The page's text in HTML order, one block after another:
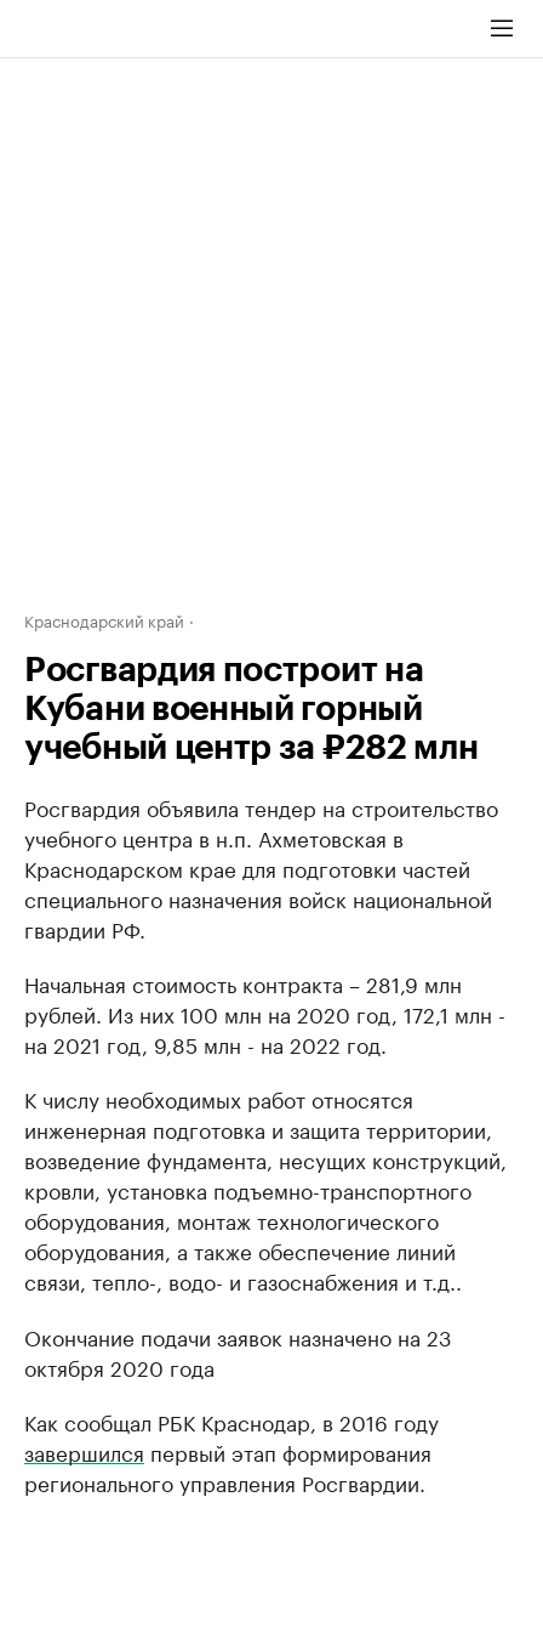
Краснодарский край
Росгвардия построит на
Кубани военный горный
учебный центр за ₽282 млн
Росгвардия объявила тендер на строительство
учебного центра в н.п. Ахметовская в
Краснодарском крае для подготовки частей
специального назначения войск национальной
гвардии РФ.
Начальная стоимость контракта – 281,9 млн
рублей. Из них 100 млн на 2020 год, 172,1 млн -
на 2021 год, 9,85 млн - на 2022 год.
К числу необходимых работ относятся
инженерная подготовка и защита территории,
возведение фундамента, несущих конструкций,
кровли, установка подъемно-транспортного
оборудования, монтаж технологического
оборудования, а также обеспечение линий
связи, тепло-, водо- и газоснабжения и т.д..
Окончание подачи заявок назначено на 23
октября 2020 года
Как сообщал РБК Краснодар, в 2016 году
завершился первый этап формирования
регионального управления Росгвардии.